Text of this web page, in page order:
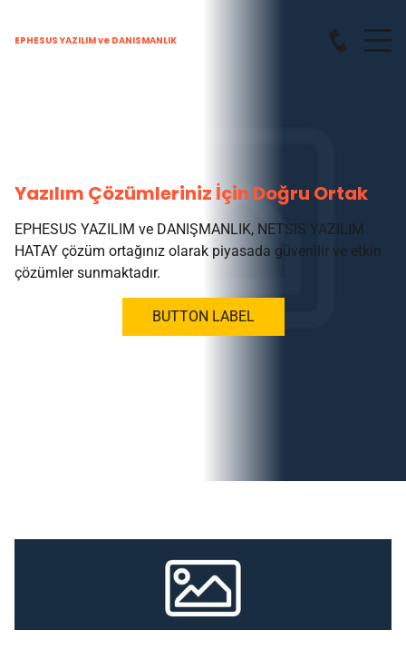
EPHESUS YAZILIM ve DANISMANLIK
Yazılım Çözümleriniz İçin Doğru Ortak
EPHESUS YAZILIM ve DANIŞMANLIK, NETSIS YAZILIM
HATAY çözüm ortağınız olarak piyasada güvenilir ve etkin
çözümler sunmaktadır.
BUTTON LABEL